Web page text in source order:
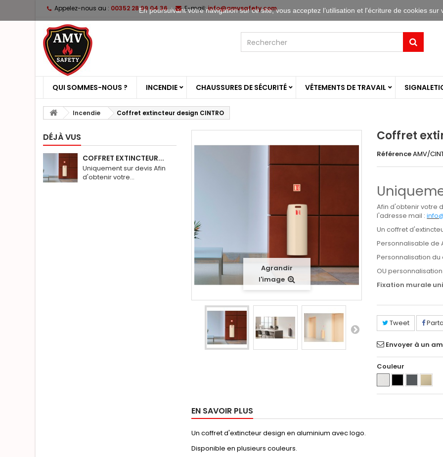
Appelez-nous au : 00352 28 99 04 36 E-mail: info@amvsafety.com
QUI SOMMES-NOUS ? INCENDIE CHAUSSURES DE SÉCURITÉ VÊTEMENTS DE TRAVAIL
Incendie Coffret extincteur design CINTRO
DÉJÀ VUS
COFFRET EXTINCTEUR...
Uniquement sur devis Afin
d'obtenir votre...
Agrandir
l'image
Coffret
RéférenceAMV/
Afin d'obtenir votre
l'adresse mail :
Un coffret
Personnalisable de
Personnalisation
OU
Fixation murale
Tweet
Envoyer à un
Couleur
EN SAVOIR PLUS
Un coffret d'extincteur design en aluminium avec logo.
Disponible en plusieurs couleurs.
En poursuivant votre navigation sur ce site, vous acceptez l’utilisation et l'écriture de cookies sur